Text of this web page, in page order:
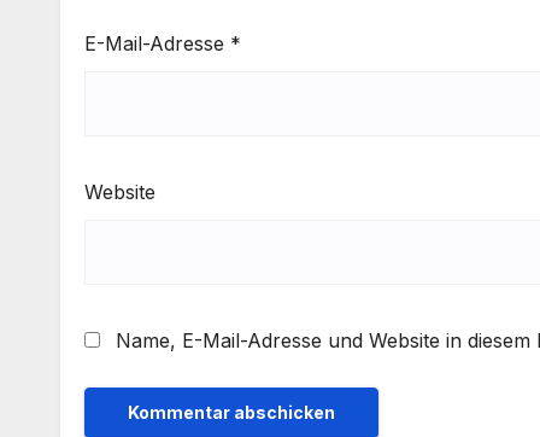
E-Mail-Adresse *
Website
Name, E-Mail-Adresse und Website in